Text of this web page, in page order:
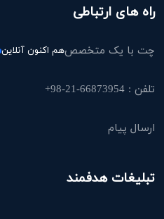
راه های ارتباطی
چت با یک متخصصهم اکنون آنلاین
تلفن : 66873954-21-98+
ارسال پیام
تبلیغات هدفمند